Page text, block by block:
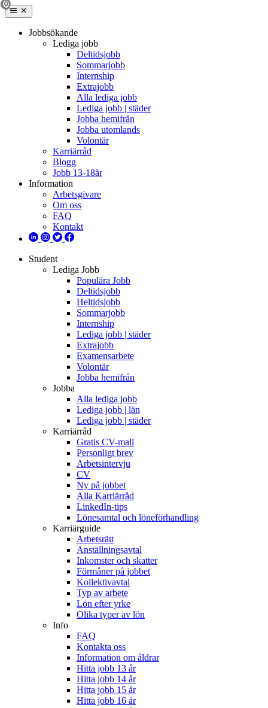
Jobbsökande
Lediga jobb
Deltidsjobb
Sommarjobb
Internship
Extrajobb
Alla lediga jobb
Lediga jobb | städer
Jobba hemifrån
Jobba utomlands
Volontär
Karriärråd
Blogg
Jobb 13-18år
Information
Arbetsgivare
Om oss
FAQ
Kontakt
Student
Lediga Jobb
Populära Jobb
Deltidsjobb
Heltidsjobb
Sommarjobb
Internship
Lediga jobb | städer
Extrajobb
Examensarbete
Volontär
Jobba hemifrån
Jobba
Alla lediga jobb
Lediga jobb | län
Lediga jobb | städer
Karriärråd
Gratis CV-mall
Personligt brev
Arbetsintervju
CV
Ny på jobbet
Alla Karriärråd
LinkedIn-tips
Lönesamtal och löneförhandling
Karriärguide
Arbetsrätt
Anställningsavtal
Inkomster och skatter
Förmåner på jobbet
Kollektivavtal
Typ av arbete
Lön efter yrke
Olika typer av lön
Info
FAQ
Kontakta oss
Information om åldrar
Hitta jobb 13 år
Hitta jobb 14 år
Hitta jobb 15 år
Hitta jobb 16 år